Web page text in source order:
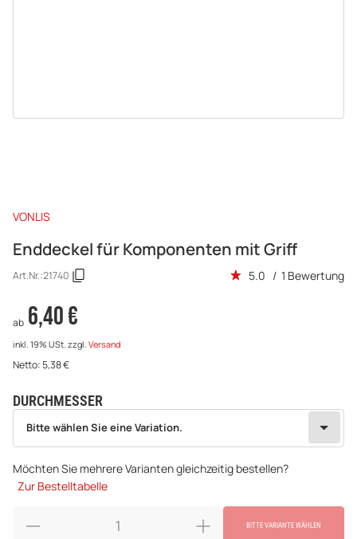
VONLIS
Enddeckel für Komponenten mit Griff
Art.Nr.:21740 5.0 / 1 Bewertung
ab 6,40 €
inkl. 19% USt. zzgl. Versand
Netto:5,38€
DURCHMESSER
wählen
Bitte wählen Sie eine Variation.
Möchten Sie mehrere Varianten gleichzeitig bestellen?
Zur Bestelltabelle
BITTE VARIANTE WÄHLEN